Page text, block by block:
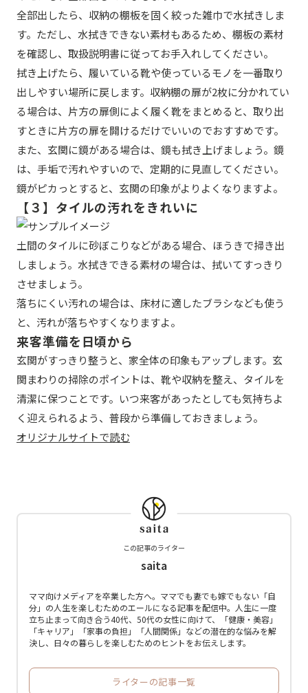
全部出したら、収納の棚板を固く絞った雑巾で水拭きしま
す。ただし、水拭きできない素材もあるため、棚板の素材
を確認し、取扱説明書に従ってお手入れしてください。
拭き上げたら、履いている靴や使っているモノを一番取り
出しやすい場所に戻します。収納棚の扉が2枚に分かれてい
る場合は、片方の扉側によく履く靴をまとめると、取り出
すときに片方の扉を開けるだけでいいのでおすすめです。
また、玄関に鏡がある場合は、鏡も拭き上げましょう。鏡
は、手垢で汚れやすいので、定期的に見直してください。
鏡がピカっとすると、玄関の印象がよりよくなりますよ。
【３】タイルの汚れをきれいに
土間のタイルに砂ぼこりなどがある場合、ほうきで掃き出
しましょう。水拭きできる素材の場合は、拭いてすっきり
させましょう。
落ちにくい汚れの場合は、床材に適したブラシなども使う
と、汚れが落ちやすくなりますよ。
来客準備を日頃から
玄関がすっきり整うと、家全体の印象もアップします。玄
関まわりの掃除のポイントは、靴や収納を整え、タイルを
清潔に保つことです。いつ来客があったとしても気持ちよ
く迎えられるよう、普段から準備しておきましょう。
オリジナルサイトで読む
この記事のライター
saita
ママ向けメディアを卒業した方へ。ママでも妻でも嫁でもない「自
分」の人生を楽しむためのエールになる記事を配信中。人生に一度
立ち止まって向き合う40代、50代の女性に向けて、「健康・美容」
「キャリア」「家事の負担」「人間関係」などの潜在的な悩みを解
決し、日々の暮らしを楽しむためのヒントをお伝えします。
ライターの記事一覧